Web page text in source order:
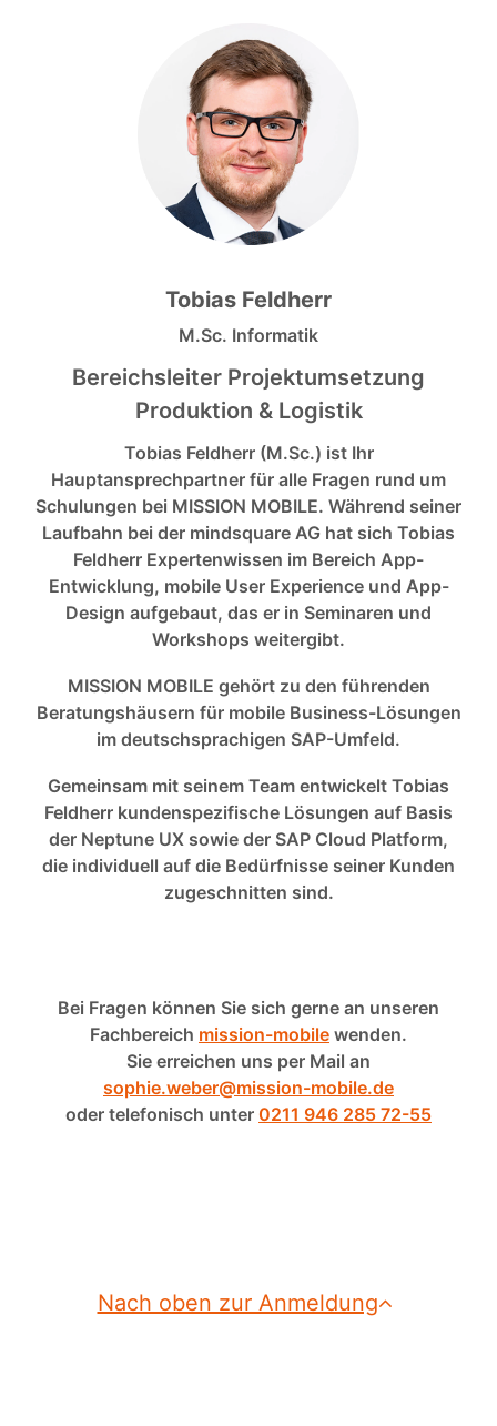
Tobias Feldherr
M.Sc. Informatik
Bereichsleiter Projektumsetzung
Produktion & Logistik
Tobias Feldherr (M.Sc.) ist Ihr
Hauptansprechpartner für alle Fragen rund um
Schulungen bei MISSION MOBILE. Während seiner
Laufbahn bei der mindsquare AG hat sich Tobias
Feldherr Expertenwissen im Bereich App-
Entwicklung, mobile User Experience und App-
Design aufgebaut, das er in Seminaren und
Workshops weitergibt.
MISSION MOBILE gehört zu den führenden
Beratungshäusern für mobile Business-Lösungen
im deutschsprachigen SAP-Umfeld.
Gemeinsam mit seinem Team entwickelt Tobias
Feldherr kundenspezifische Lösungen auf Basis
der Neptune UX sowie der SAP Cloud Platform,
die individuell auf die Bedürfnisse seiner Kunden
zugeschnitten sind.
Bei Fragen können Sie sich gerne an unseren
Fachbereich mission-mobile wenden.
Sie erreichen uns per Mail an
sophie.weber@mission-mobile.de
oder telefonisch unter 0211 946 285 72-55
Nach oben zur Anmeldung